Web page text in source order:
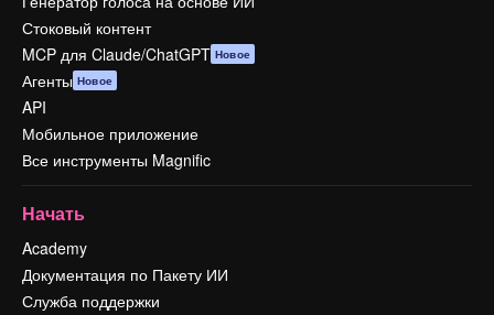
Стоковый контент
MCP для Claude/ChatGPT Новое
Агенты Новое
API
Мобильное приложение
Все инструменты Magnific
Начать
Academy
Документация по Пакету ИИ
Служба поддержки